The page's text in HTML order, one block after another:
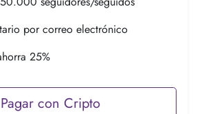
por correo electrónico
25%
Pagar con Cripto